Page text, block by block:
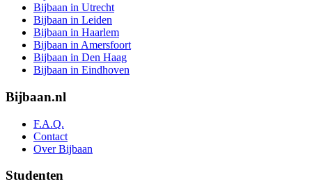
Bijbaan in Utrecht
Bijbaan in Leiden
Bijbaan in Haarlem
Bijbaan in Amersfoort
Bijbaan in Den Haag
Bijbaan in Eindhoven
Bijbaan.nl
F.A.Q.
Contact
Over Bijbaan
Studenten